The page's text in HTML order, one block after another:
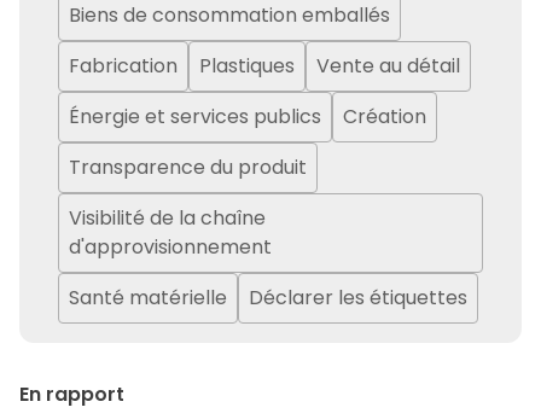
Biens de consommation emballés
Fabrication
Plastiques
Vente au détail
Énergie et services publics
Création
Transparence du produit
Visibilité de la chaîne
d'approvisionnement
Santé matérielle
Déclarer les étiquettes
En rapport